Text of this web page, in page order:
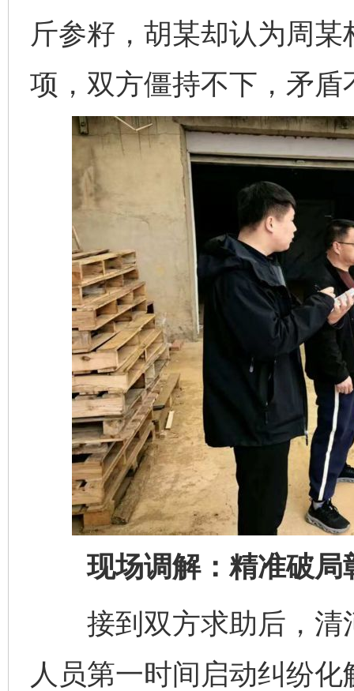
斤参籽，胡某却认为周
项，双方僵持不下，矛盾
现场调解：精准破局
接到双方求助后，清
人员第一时间启动纠纷化